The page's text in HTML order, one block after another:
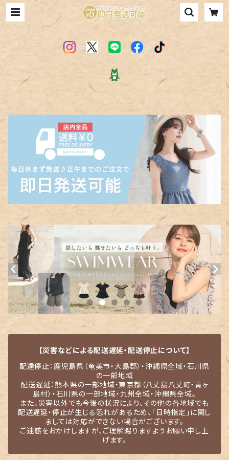
【災害などによる配送遅延・配送停止について】
配達停止：鹿児島県（奄美市・大島郡）・沖縄県全域・石川県
の一部地域
配送遅延：熊本県の一部地域・東京都（八丈島八丈町・青ヶ
島村）・石川県の一部地域・九州全域・沖縄県全域。
また、災害以外でも今後の状況により、その他の各地域でも
配送遅延・停止が生じる恐れがあるため、「日時指定」に関し
ましては対応ができない場合がございます。
ご迷惑をおかけしますが、ご理解賜りますようお願い申し上
げます。